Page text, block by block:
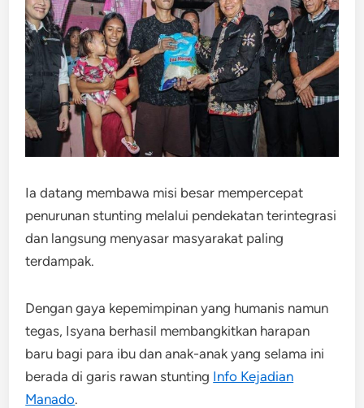
Ia datang membawa misi besar mempercepat
penurunan stunting melalui pendekatan terintegrasi
dan langsung menyasar masyarakat paling
terdampak.
Dengan gaya kepemimpinan yang humanis namun
tegas, Isyana berhasil membangkitkan harapan
baru bagi para ibu dan anak-anak yang selama ini
berada di garis rawan stunting Info Kejadian
Manado.